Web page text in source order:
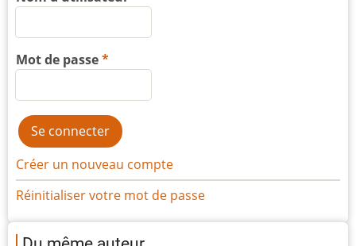
Mot de passe
Créer un nouveau compte
Réinitialiser votre mot de passe